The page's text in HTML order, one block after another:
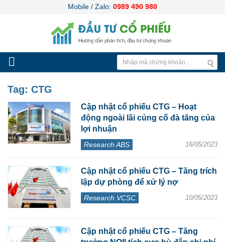
Mobile / Zalo: 0989 490 980
Tag: CTG
Cập nhật cổ phiếu CTG – Hoạt
động ngoài lãi củng cố đà tăng của
lợi nhuận
Research ABS 16/05/2023
Cập nhật cổ phiếu CTG – Tăng trích
lập dự phòng để xử lý nợ
Research VCSC 10/05/2023
Cập nhật cổ phiếu CTG – Tăng